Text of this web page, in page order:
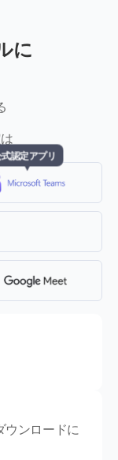
に
認定アプリ
ウンロードに